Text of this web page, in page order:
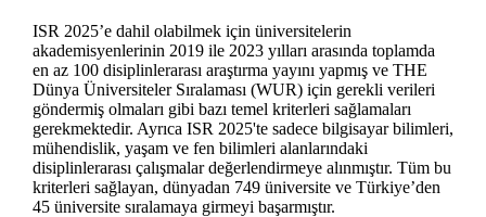
ISR 2025’e dahil olabilmek için üniversitelerin
akademisyenlerinin 2019 ile 2023 yılları arasında toplamda
en az 100 disiplinlerarası araştırma yayını yapmış ve THE
Dünya Üniversiteler Sıralaması (WUR) için gerekli verileri
göndermiş olmaları gibi bazı temel kriterleri sağlamaları
gerekmektedir. Ayrıca ISR 2025'te sadece bilgisayar bilimleri,
mühendislik, yaşam ve fen bilimleri alanlarındaki
disiplinlerarası çalışmalar değerlendirmeye alınmıştır. Tüm bu
kriterleri sağlayan, dünyadan 749 üniversite ve Türkiye’den
45 üniversite sıralamaya girmeyi başarmıştır.